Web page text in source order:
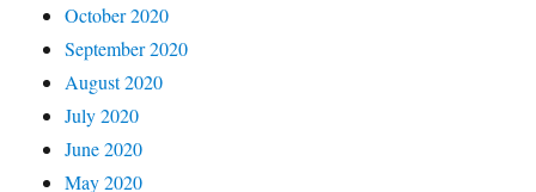
October 2020
September 2020
August 2020
July 2020
June 2020
May 2020